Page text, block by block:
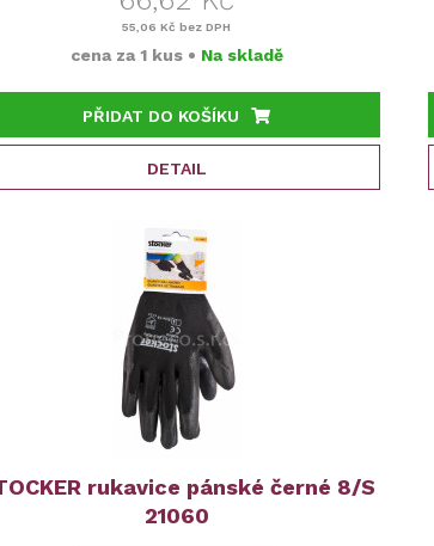
55,06 Kč bez DPH
cena za 1 kus • Na skladě
PŘIDAT DO KOŠÍKU
DETAIL
rukavice pánské černé 8/S
21060